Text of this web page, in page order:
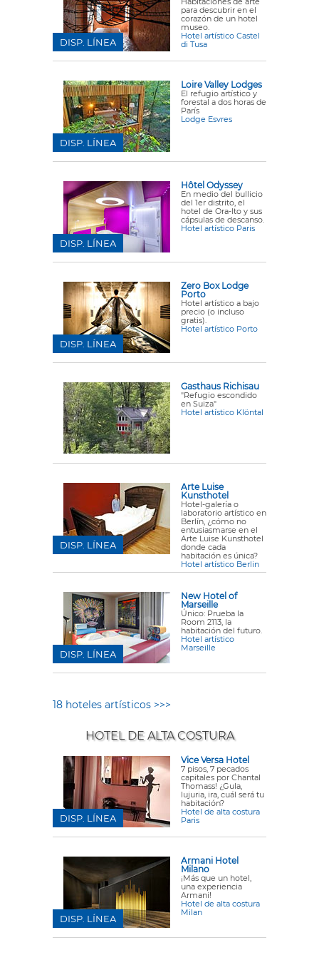
para descubrir en el
corazón de un hotel
museo.
Hotel artístico Castel
di Tusa
DISP. LÍNEA
Loire Valley Lodges
El refugio artístico y
forestal a dos horas de
París
Lodge Esvres
DISP. LÍNEA
Hôtel Odyssey
En medio del bullicio
del 1er distrito, el
hotel de Ora-Ito y sus
cápsulas de descanso.
Hotel artístico Paris
DISP. LÍNEA
Zero Box Lodge
Porto
Hotel artístico a bajo
precio (o incluso
gratis).
Hotel artístico Porto
DISP. LÍNEA
Gasthaus Richisau
"Refugio escondido
en Suiza"
Hotel artístico Klöntal
Arte Luise
Kunsthotel
Hotel-galería o
laboratorio artístico en
Berlín, ¿cómo no
entusiasmarse en el
Arte Luise Kunsthotel
donde cada
habitación es única?
Hotel artístico Berlin
DISP. LÍNEA
New Hotel of
Marseille
Único: Prueba la
Room 2113, la
habitación del futuro.
Hotel artístico
Marseille
DISP. LÍNEA
18 hoteles artísticos >>>
HOTEL DE ALTA COSTURA
Vice Versa Hotel
7 pisos, 7 pecados
capitales por Chantal
Thomass! ¿Gula,
lujuria, ira, cuál será tu
habitación?
Hotel de alta costura
Paris
DISP. LÍNEA
Armani Hotel
Milano
¡Más que un hotel,
una experiencia
Armani!
Hotel de alta costura
Milan
DISP. LÍNEA